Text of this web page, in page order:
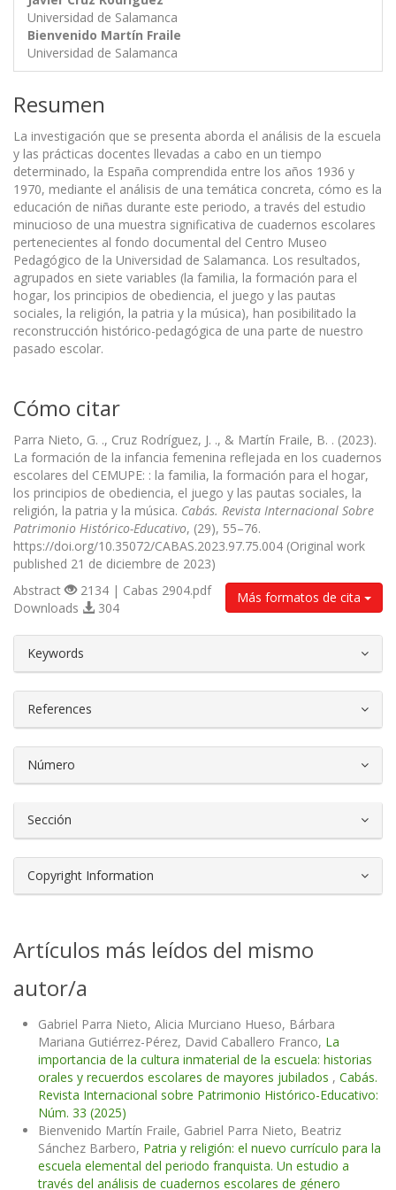
Universidad de Salamanca
Bienvenido Martín Fraile
Universidad de Salamanca
Resumen
La investigación que se presenta aborda el análisis de la escuela
y las prácticas docentes llevadas a cabo en un tiempo
determinado, la España comprendida entre los años 1936 y
1970, mediante el análisis de una temática concreta, cómo es la
educación de niñas durante este periodo, a través del estudio
minucioso de una muestra significativa de cuadernos escolares
pertenecientes al fondo documental del Centro Museo
Pedagógico de la Universidad de Salamanca. Los resultados,
agrupados en siete variables (la familia, la formación para el
hogar, los principios de obediencia, el juego y las pautas
sociales, la religión, la patria y la música), han posibilitado la
reconstrucción histórico-pedagógica de una parte de nuestro
pasado escolar.
Cómo citar
Parra Nieto, G. ., Cruz Rodríguez, J. ., & Martín Fraile, B. . (2023).
La formación de la infancia femenina reflejada en los cuadernos
escolares del CEMUPE: : la familia, la formación para el hogar,
los principios de obediencia, el juego y las pautas sociales, la
religión, la patria y la música. Cabás. Revista Internacional Sobre
Patrimonio Histórico-Educativo, (29), 55–76.
https://doi.org/10.35072/CABAS.2023.97.75.004 (Original work
published 21 de diciembre de 2023)
Más formatos de cita
Abstract
2134 | Cabas 2904.pdf
Downloads
304
Keywords
References
Número
Sección
Copyright Information
Artículos más leídos del mismo
autor/a
Gabriel Parra Nieto, Alicia Murciano Hueso, Bárbara
Mariana Gutiérrez-Pérez, David Caballero Franco, La
importancia de la cultura inmaterial de la escuela: historias
orales y recuerdos escolares de mayores jubilados , Cabás.
Revista Internacional sobre Patrimonio Histórico-Educativo:
Núm. 33 (2025)
Bienvenido Martín Fraile, Gabriel Parra Nieto, Beatriz
Sánchez Barbero, Patria y religión: el nuevo currículo para la
escuela elemental del periodo franquista. Un estudio a
través del análisis de cuadernos escolares de género